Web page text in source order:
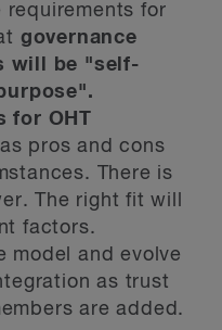
requirements for
governance
will be "self-
for OHT
pros and cons
There is
The right fit will
factors.
model and evolve
as trust
are added.